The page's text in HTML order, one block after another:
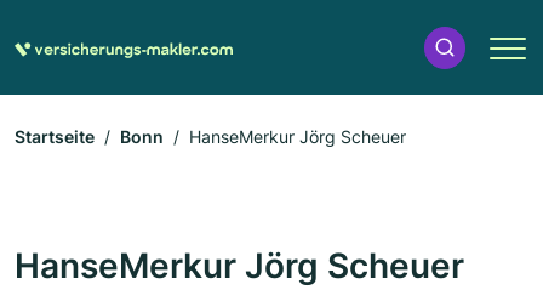
Startseite Bonn HanseMerkur Jörg Scheuer
HanseMerkur Jörg Scheuer